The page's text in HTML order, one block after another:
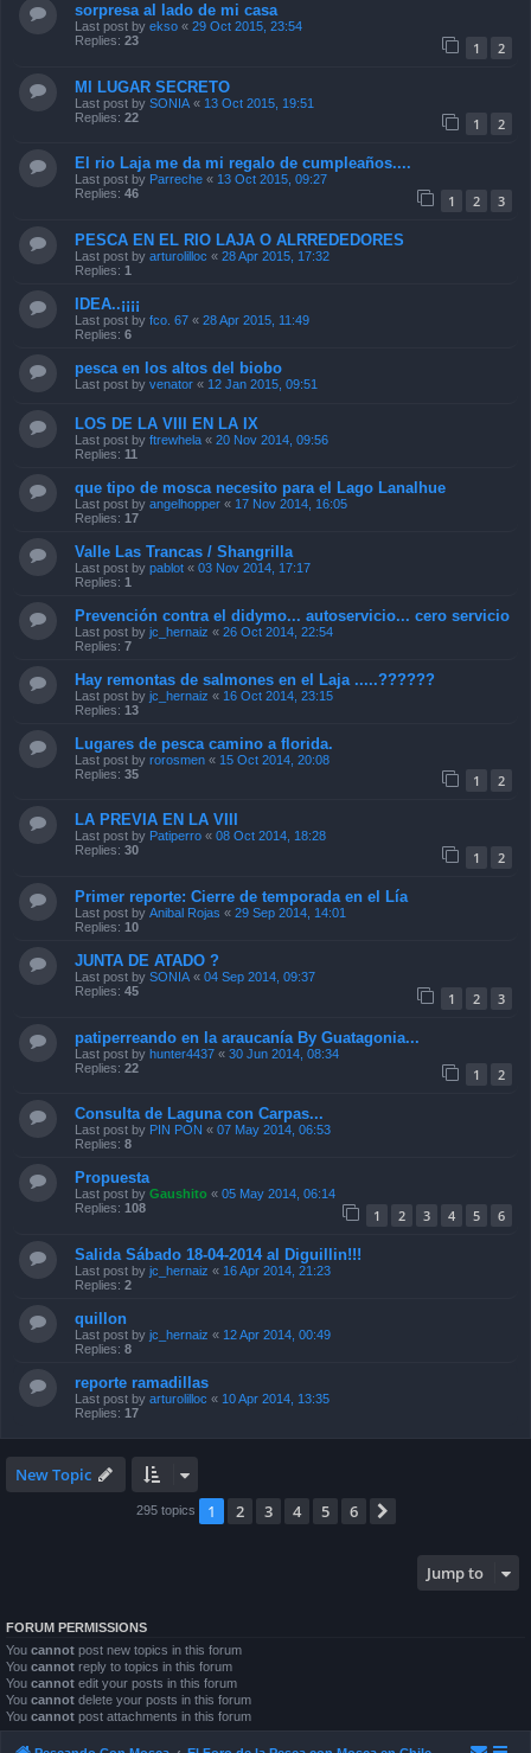
sorpresa al lado de mi casa
Last post by ekso « 29 Oct 2015, 23:54
Replies: 23 1 2
MI LUGAR SECRETO
Last post by SONIA « 13 Oct 2015, 19:51
Replies: 22 1 2
El rio Laja me da mi regalo de cumpleaños....
Last post by Parreche « 13 Oct 2015, 09:27
Replies: 46 1 2 3
PESCA EN EL RIO LAJA O ALRREDEDORES
Last post by arturolilloc « 28 Apr 2015, 17:32
Replies: 1
IDEA..¡¡¡¡
Last post by fco. 67 « 28 Apr 2015, 11:49
Replies: 6
pesca en los altos del biobo
Last post by venator « 12 Jan 2015, 09:51
LOS DE LA VIII EN LA IX
Last post by ftrewhela « 20 Nov 2014, 09:56
Replies: 11
que tipo de mosca necesito para el Lago Lanalhue
Last post by angelhopper « 17 Nov 2014, 16:05
Replies: 17
Valle Las Trancas / Shangrilla
Last post by pablot « 03 Nov 2014, 17:17
Replies: 1
Prevención contra el didymo... autoservicio... cero servicio
Last post by jc_hernaiz « 26 Oct 2014, 22:54
Replies: 7
Hay remontas de salmones en el Laja .....??????
Last post by jc_hernaiz « 16 Oct 2014, 23:15
Replies: 13
Lugares de pesca camino a florida.
Last post by rorosmen « 15 Oct 2014, 20:08
Replies: 35 1 2
LA PREVIA EN LA VIII
Last post by Patiperro « 08 Oct 2014, 18:28
Replies: 30 1 2
Primer reporte: Cierre de temporada en el Lía
Last post by Anibal Rojas « 29 Sep 2014, 14:01
Replies: 10
JUNTA DE ATADO ?
Last post by SONIA « 04 Sep 2014, 09:37
Replies: 45 1 2 3
patiperreando en la araucanía By Guatagonia...
Last post by hunter4437 « 30 Jun 2014, 08:34
Replies: 22 1 2
Consulta de Laguna con Carpas...
Last post by PIN PON « 07 May 2014, 06:53
Replies: 8
Propuesta
Last post by Gaushito « 05 May 2014, 06:14
Replies: 108 1 2 3 4 5 6
Salida Sábado 18-04-2014 al Diguillin!!!
Last post by jc_hernaiz « 16 Apr 2014, 21:23
Replies: 2
quillon
Last post by jc_hernaiz « 12 Apr 2014, 00:49
Replies: 8
reporte ramadillas
Last post by arturolilloc « 10 Apr 2014, 13:35
Replies: 17
New Topic
295 topics 1 2 3 4 5 6
Jump to
FORUM PERMISSIONS
You cannot post new topics in this forum
You cannot reply to topics in this forum
You cannot edit your posts in this forum
You cannot delete your posts in this forum
You cannot post attachments in this forum